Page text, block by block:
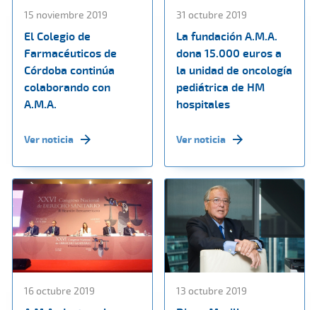
15 noviembre 2019
El Colegio de
Farmacéuticos de
Córdoba continúa
colaborando con
A.M.A.
Ver noticia
31 octubre 2019
La fundación A.M.A.
dona 15.000 euros a
la unidad de oncología
pediátrica de HM
hospitales
Ver noticia
16 octubre 2019 13 octubre 2019